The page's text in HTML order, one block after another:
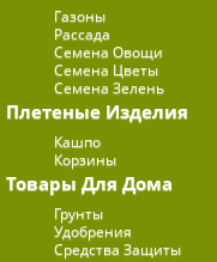
Газоны
Рассада
Семена Овощи
Семена Цветы
Семена Зелень
Плетеные Изделия
Кашпо
Корзины
Товары Для Дома
Грунты
Удобрения
Средства Защиты